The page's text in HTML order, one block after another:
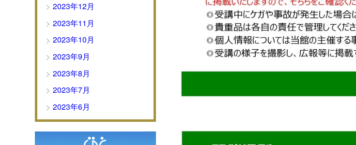
2023年12月
2023年11月
2023年10月
2023年9月
2023年8月
2023年7月
2023年6月